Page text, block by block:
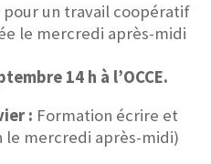
pour un travail coopératif
le mercredi après-midi
14 h à l’OCCE.
: Formation écrire et
le mercredi après-midi)